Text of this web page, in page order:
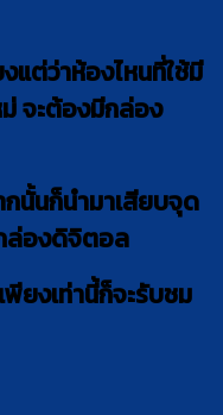
ต่ว่าห้องไหนที่ใช้มี
จะต้องมีกล่อง
นั้นก็นำมาเสียบจุด
ล่องดิจิตอล
ยงเท่านี้ก็จะรับชม